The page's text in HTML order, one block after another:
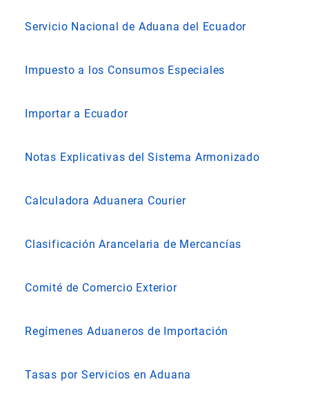
Servicio Nacional de Aduana del Ecuador
Impuesto a los Consumos Especiales
Importar a Ecuador
Notas Explicativas del Sistema Armonizado
Calculadora Aduanera Courier
Clasificación Arancelaria de Mercancías
Comité de Comercio Exterior
Regímenes Aduaneros de Importación
Tasas por Servicios en Aduana